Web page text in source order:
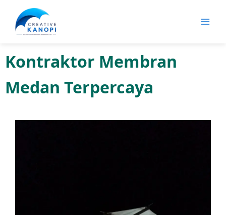
konten
Kontraktor Membran
Medan Terpercaya